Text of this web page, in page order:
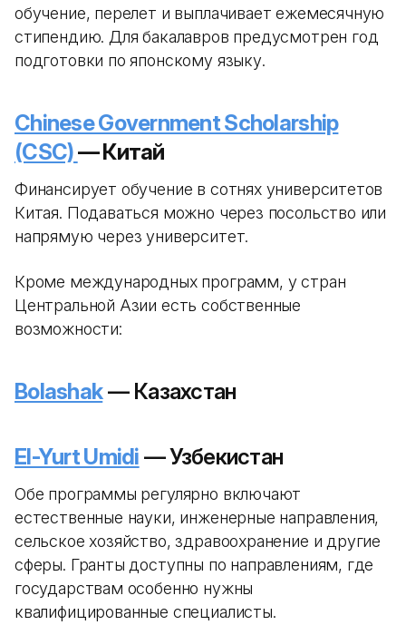
обучение, перелет и выплачивает ежемесячную
стипендию. Для бакалавров предусмотрен год
подготовки по японскому языку.
Chinese Government Scholarship
(CSC)— Китай
Финансирует обучение в сотнях университетов
Китая. Подаваться можно через посольство или
напрямую через университет.
Кроме международных программ, у стран
Центральной Азии есть собственные
возможности:
Bolashak— Казахстан
El-Yurt Umidi — Узбекистан
Обе программы регулярно включают
естественные науки, инженерные направления,
сельское хозяйство, здравоохранение и другие
сферы. Гранты доступны по направлениям, где
государствам особенно нужны
квалифицированные специалисты.